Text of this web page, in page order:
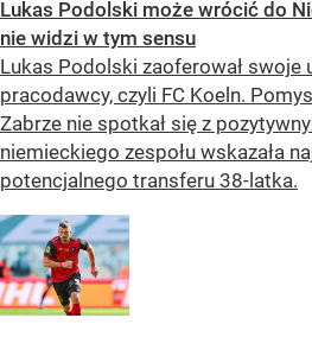
Lukas Podolski może wrócić do
nie widzi w tym sensu
Lukas Podolski zaoferował swoje
pracodawcy, czyli FC Koeln.
Zabrze nie spotkał się z
niemieckiego zespołu wskazała
potencjalnego transferu 38-latka.